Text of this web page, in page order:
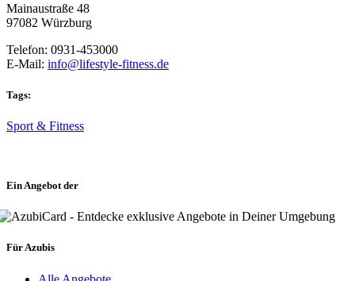
Mainaustraße 48
97082 Würzburg
Telefon: 0931-453000
E-Mail: info@lifestyle-fitness.de
Tags:
Sport & Fitness
Ein Angebot der
Für Azubis